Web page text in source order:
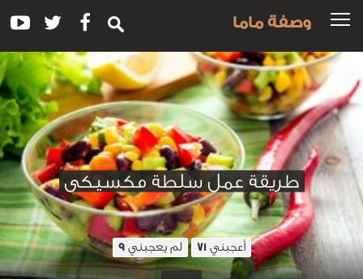
وصفة ماما
طريقة عمل سلطة مكسيكى
أعجبني 71 لم يعجبني9